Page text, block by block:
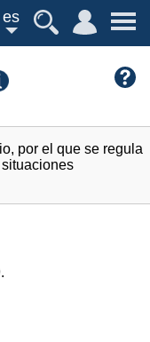
es
por el que se regula